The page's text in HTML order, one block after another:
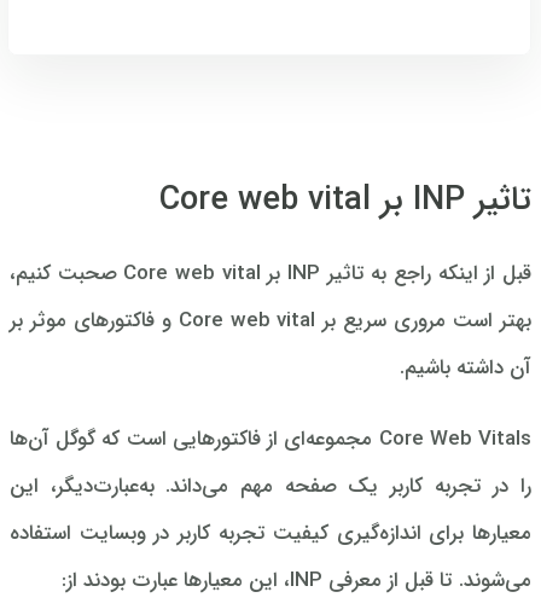
تاثیر INP بر Core web vital
قبل از اینکه راجع به تاثیر INP بر Core web vital صحبت کنیم،
بهتر است مروری سریع بر Core web vital و فاکتورهای موثر بر
آن داشته باشیم.
Core Web Vitals مجموعه‌ای از فاکتورهایی است که گوگل آن‌ها
را در تجربه کاربر یک صفحه مهم می‌داند. به‌عبارت‌دیگر، این
معیارها برای اندازه‌گیری کیفیت تجربه کاربر در وبسایت استفاده
می‌شوند. تا قبل از معرفی INP، این معیارها عبارت بودند از: